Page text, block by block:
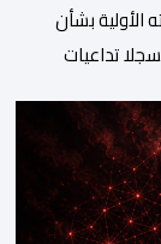
بشأن
تداعيات
والحقوق
في تتبعه
شهادات عدد […]